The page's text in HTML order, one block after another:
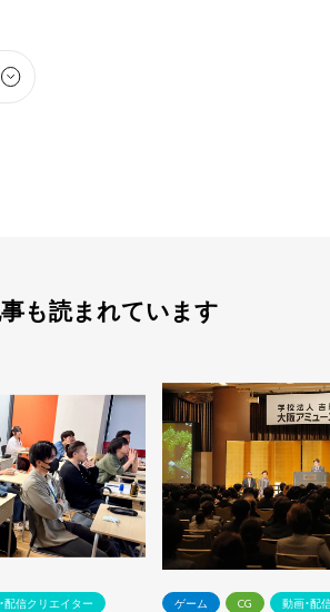
も読まれています
配信クリエイター
ゲーム CG
動画・配